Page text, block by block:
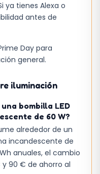
ya tienes Alexa o
antes de
Day para
general.
iluminación
bombilla LED
de 60 W?
alrededor de un
incandescente de
anuales, el cambio
90 € de ahorro al